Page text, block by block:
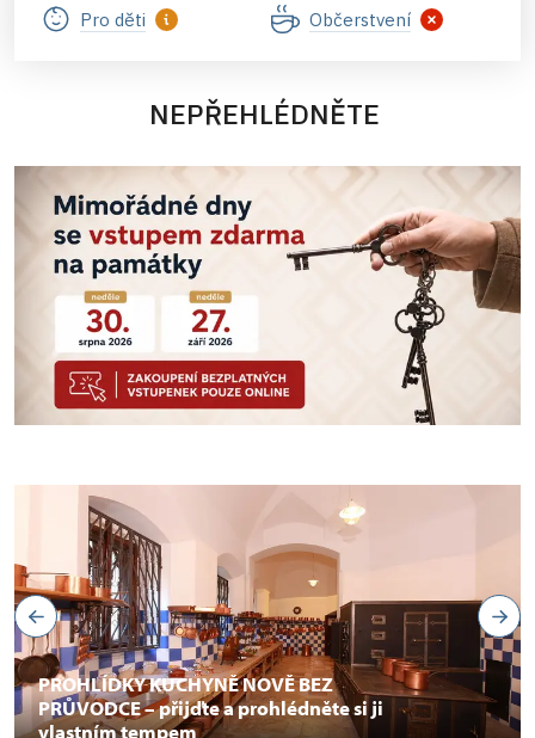
Pro děti
Občerstvení
NEPŘEHLÉDNĚTE
PROHLÍDKY KUCHYNĚ NOVĚ BEZ
PRŮVODCE – přijďte a prohlédněte si ji
vlastním tempem